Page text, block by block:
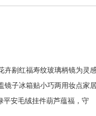
卉剔红福寿纹玻璃柄镜为
镜子冰箱贴小巧两用妆点
平安毛绒挂件葫芦蕴福，守